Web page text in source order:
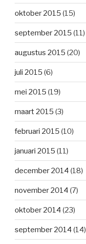
oktober 2015 (15)
september 2015 (11)
augustus 2015 (20)
juli 2015 (6)
mei 2015 (19)
maart 2015 (3)
februari 2015 (10)
januari 2015 (11)
december 2014 (18)
november 2014 (7)
oktober 2014 (23)
september 2014 (14)